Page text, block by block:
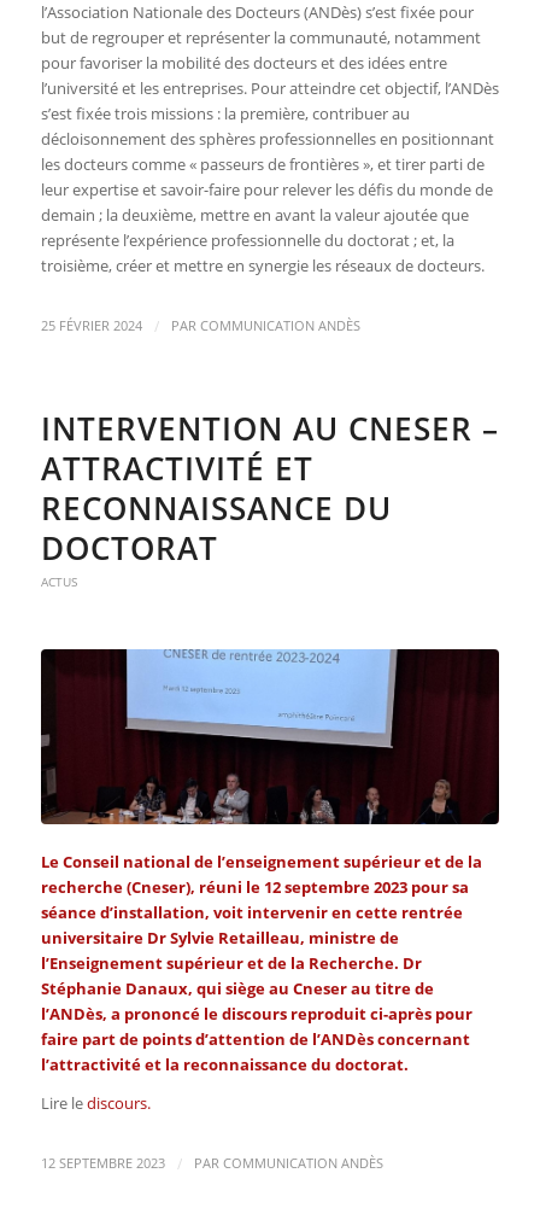
l’Association Nationale des Docteurs (ANDès) s’est fixée pour
but de regrouper et représenter la communauté, notamment
pour favoriser la mobilité des docteurs et des idées entre
l’université et les entreprises. Pour atteindre cet objectif, l’ANDès
s’est fixée trois missions : la première, contribuer au
décloisonnement des sphères professionnelles en positionnant
les docteurs comme « passeurs de frontières », et tirer parti de
leur expertise et savoir-faire pour relever les défis du monde de
demain ; la deuxième, mettre en avant la valeur ajoutée que
représente l’expérience professionnelle du doctorat ; et, la
troisième, créer et mettre en synergie les réseaux de docteurs.
25 FÉVRIER 2024 / PAR COMMUNICATION ANDÈS
INTERVENTION AU CNESER –
ATTRACTIVITÉ ET
RECONNAISSANCE DU
DOCTORAT
ACTUS
Le Conseil national de l’enseignement supérieur et de la
recherche (Cneser), réuni le 12 septembre 2023 pour sa
séance d’installation, voit intervenir en cette rentrée
universitaire Dr Sylvie Retailleau, ministre de
l’Enseignement supérieur et de la Recherche. Dr
Stéphanie Danaux, qui siège au Cneser au titre de
l’ANDès, a prononcé le discours reproduit ci-après pour
faire part de points d’attention de l’ANDès concernant
l’attractivité et la reconnaissance du doctorat.
Lire lediscours.
12 SEPTEMBRE 2023 / PAR COMMUNICATION ANDÈS